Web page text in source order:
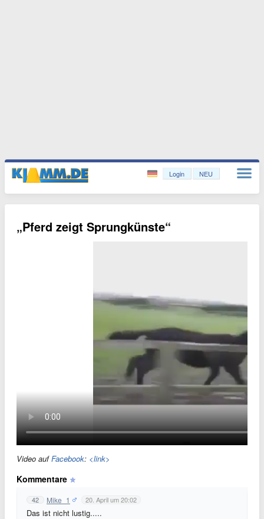
Login NEU
„Pferd zeigt Sprungkünste“
Video aufFacebook: <link>
Kommentare
42 Mike_1 20. April um 20:02
Das ist nicht lustig.....